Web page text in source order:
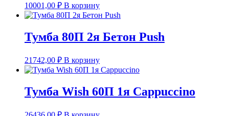
10001,00 ₽ В корзину
Тумба 80П 2я Бетон Push
21742,00 ₽ В корзину
Тумба Wish 60П 1я Сappuccino